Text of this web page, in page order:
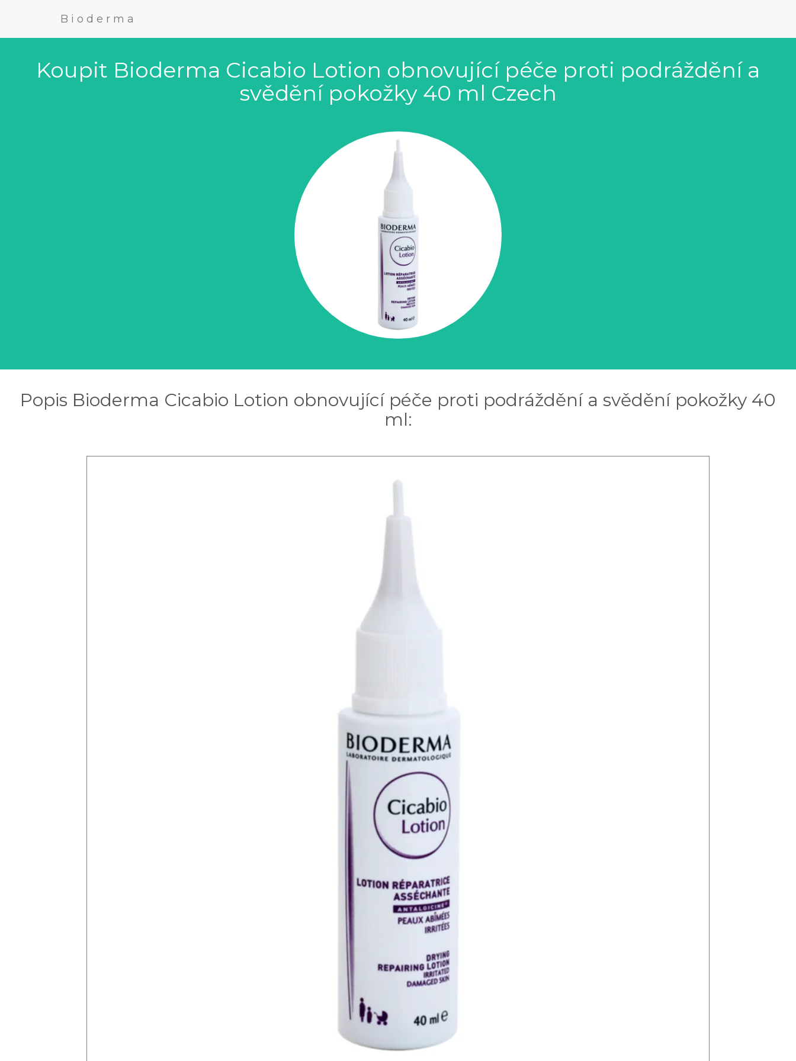
Bioderma
Koupit Bioderma Cicabio Lotion obnovující péče proti podráždění a
svědění pokožky 40 ml Czech
Popis Bioderma Cicabio Lotion obnovující péče proti podráždění a svědění pokožky 40
ml: